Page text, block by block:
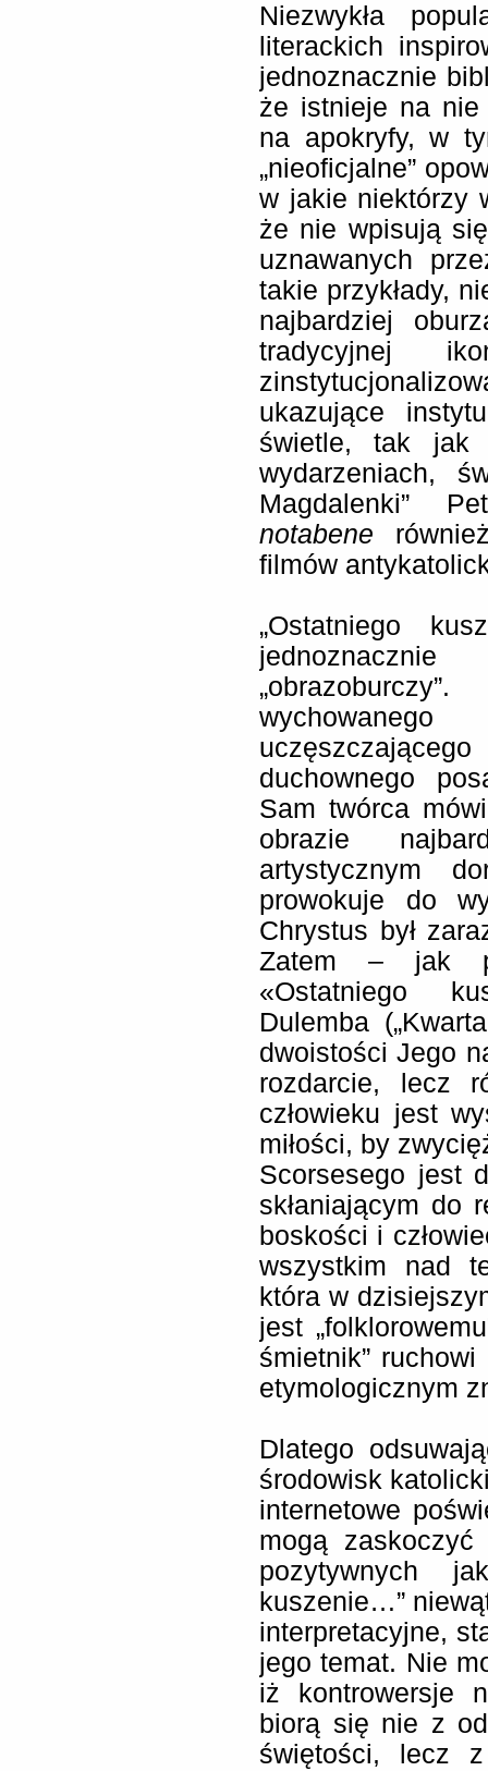
Niezwykła
literackich
jednoznacznie
że istnieje na nie
na apokryfy, w
„nieoficjalne”
w jakie niektórzy
że nie wpisują
uznawanych
takie przykłady,
najbardziej
tradycyjnej
ukazujące
świetle, tak jak
wydarzeniach,
Magdalenki”
notabene
filmów
„Ostatniego
duchownego
Sam twórca
obrazie
artystycznym
prowokuje do
Chrystus był
Zatem – jak
«Ostatniego
Dulemba
dwoistości Jego
rozdarcie, lecz
człowieku jest
miłości, by
Scorsesego jest
skłaniającym do
boskości i
wszystkim nad
która w
jest
śmietnik”
etymologicznym
Dlatego
środowisk
internetowe
mogą zaskoczyć
pozytywnych
kuszenie…”
interpretacyjne,
jego temat. Nie
iż kontrowersje
biorą się nie z
świętości, lecz z